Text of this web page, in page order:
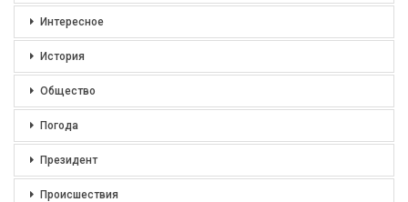
Интересное
История
Общество
Погода
Президент
Происшествия